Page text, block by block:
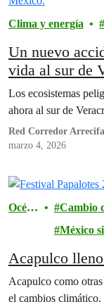
Clima y energía
Un nuevo
vida al sur de
Los ecosistemas
ahora al sur de
Red Corredor
de Pajapan:
Sembrando semilla
pueblos del Sur de
la Sierra de Santa
Sociedades
Colectivo Altepee;
Climáticas; Sendas
Jóvenes por la
marzo 4, 2026
Océan
Cambio
México
Acapulco
Acapulco como
el cambios climático,